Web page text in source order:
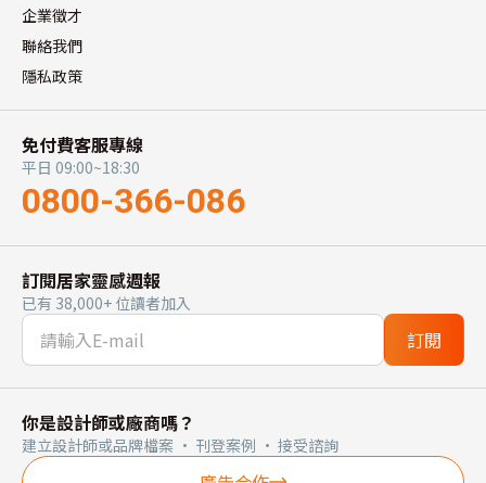
企業徵才
聯絡我們
隱私政策
免付費客服專線
平日 09:00~18:30
0800-366-086
訂閱居家靈感週報
已有 38,000+ 位讀者加入
訂閱
你是設計師或廠商嗎？
建立設計師或品牌檔案 · 刊登案例 · 接受諮詢